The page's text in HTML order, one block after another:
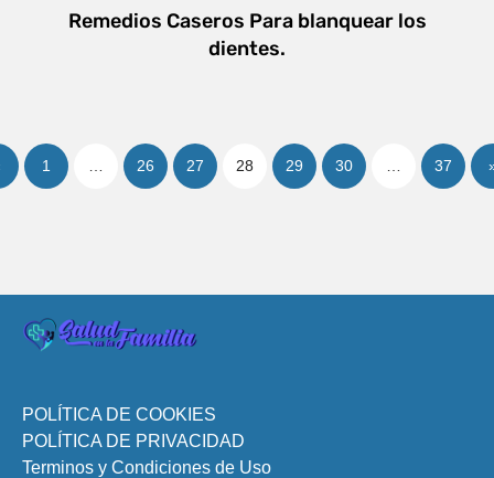
Remedios Caseros Para blanquear los
dientes.
1 26 27 28 29 30 37
POLÍTICA DE COOKIES
POLÍTICA DE PRIVACIDAD
Terminos y Condiciones de Uso